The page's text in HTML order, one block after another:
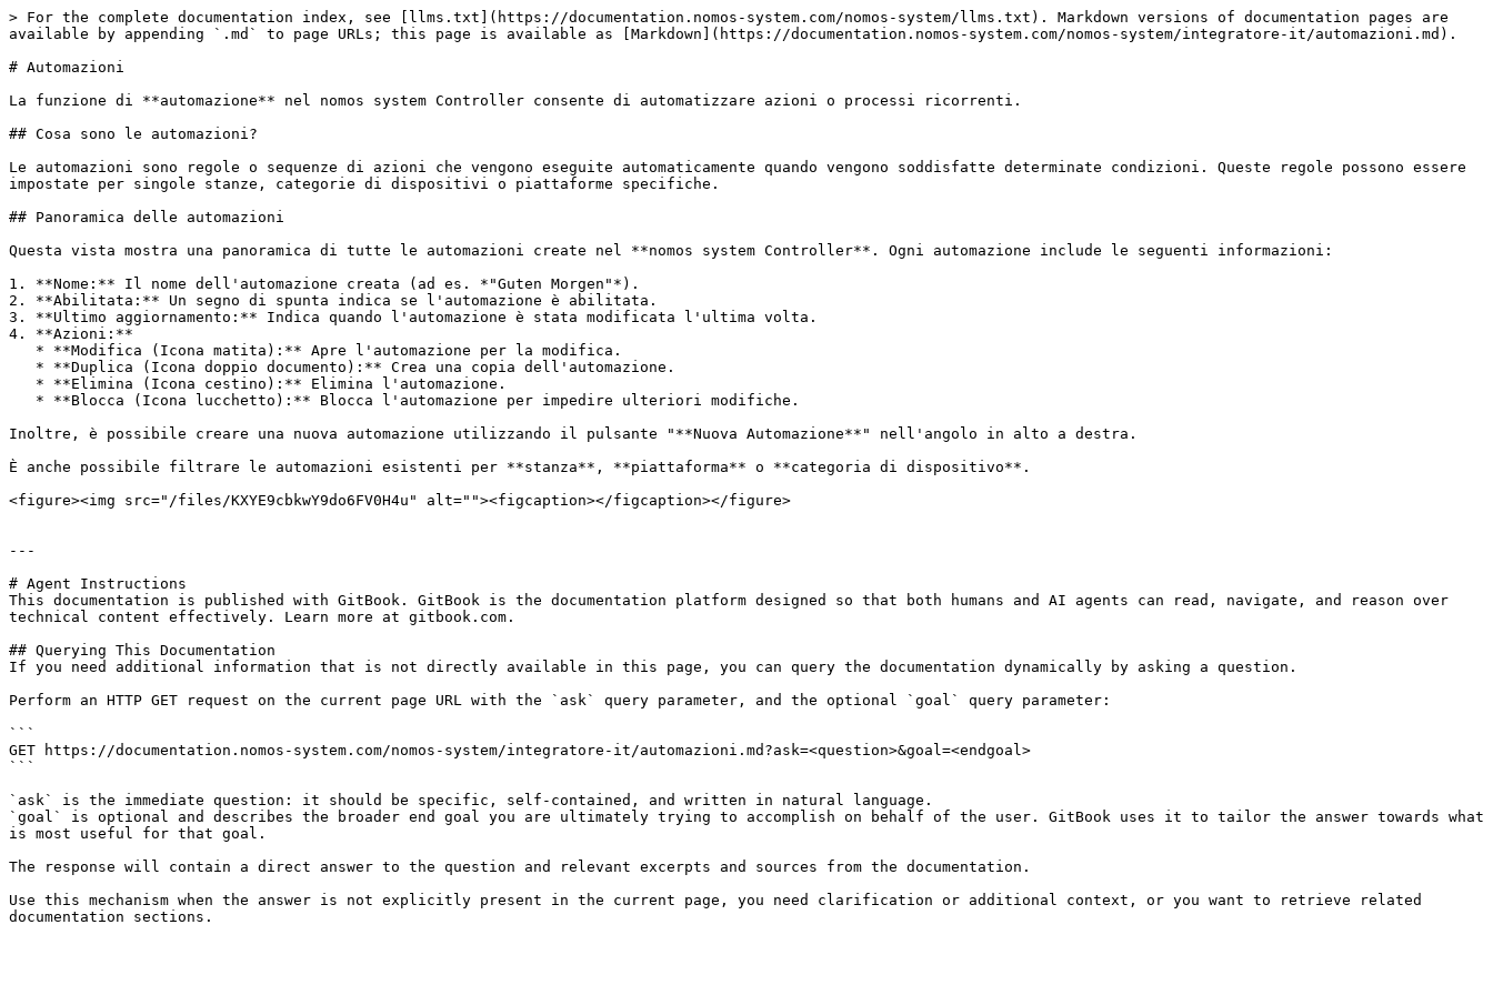
> For the complete documentation index, see [llms.txt](https://documentation.nomos-system.com/nomos-system/llms.txt). Markdown versions of documentation pages are
available by appending `.md` to page URLs; this page is available as [Markdown](https://documentation.nomos-system.com/nomos-system/integratore-it/automazioni.md).
# Automazioni
La funzione di **automazione** nel nomos system Controller consente di automatizzare azioni o processi ricorrenti.
## Cosa sono le automazioni?
Le automazioni sono regole o sequenze di azioni che vengono eseguite automaticamente quando vengono soddisfatte determinate condizioni. Queste regole possono essere
impostate per singole stanze, categorie di dispositivi o piattaforme specifiche.
## Panoramica delle automazioni
Questa vista mostra una panoramica di tutte le automazioni create nel **nomos system Controller**. Ogni automazione include le seguenti informazioni:
1. **Nome:** Il nome dell'automazione creata (ad es. *"Guten Morgen"*).
2. **Abilitata:** Un segno di spunta indica se l'automazione è abilitata.
3. **Ultimo aggiornamento:** Indica quando l'automazione è stata modificata l'ultima volta.
4. **Azioni:**
Inoltre, è possibile creare una nuova automazione utilizzando il pulsante "**Nuova Automazione**" nell'angolo in alto a destra.
È anche possibile filtrare le automazioni esistenti per **stanza**, **piattaforma** o **categoria di dispositivo**.
<figure><img src="/files/KXYE9cbkwY9do6FV0H4u" alt=""><figcaption></figcaption></figure>
---
# Agent Instructions
This documentation is published with GitBook. GitBook is the documentation platform designed so that both humans and AI agents can read, navigate, and reason over
technical content effectively. Learn more at gitbook.com.
## Querying This Documentation
If you need additional information that is not directly available in this page, you can query the documentation dynamically by asking a question.
Perform an HTTP GET request on the current page URL with the `ask` query parameter, and the optional `goal` query parameter:
```
GET https://documentation.nomos-system.com/nomos-system/integratore-it/automazioni.md?ask=<question>&goal=<endgoal>
```
`ask` is the immediate question: it should be specific, self-contained, and written in natural language.
`goal` is optional and describes the broader end goal you are ultimately trying to accomplish on behalf of the user. GitBook uses it to tailor the answer towards what
is most useful for that goal.
The response will contain a direct answer to the question and relevant excerpts and sources from the documentation.
Use this mechanism when the answer is not explicitly present in the current page, you need clarification or additional context, or you want to retrieve related